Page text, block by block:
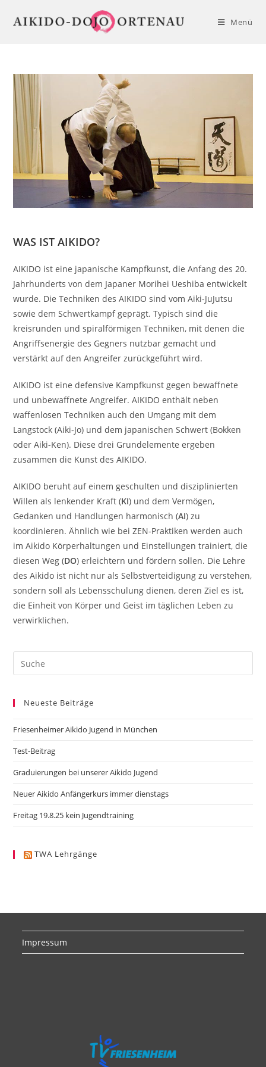
Inhalt
Menü
WAS IST AIKIDO?
AIKIDO ist eine japanische Kampfkunst, die Anfang des 20.
Jahrhunderts von dem Japaner Morihei Ueshiba entwickelt
wurde. Die Techniken des AIKIDO sind vom Aiki-JuJutsu
sowie dem Schwertkampf geprägt. Typisch sind die
kreisrunden und spiralförmigen Techniken, mit denen die
Angriffsenergie des Gegners nutzbar gemacht und
verstärkt auf den Angreifer zurückgeführt wird.
AIKIDO ist eine defensive Kampfkunst gegen bewaffnete
und unbewaffnete Angreifer. AIKIDO enthält neben
waffenlosen Techniken auch den Umgang mit dem
Langstock (Aiki-Jo) und dem japanischen Schwert (Bokken
oder Aiki-Ken). Diese drei Grundelemente ergeben
zusammen die Kunst des AIKIDO.
AIKIDO beruht auf einem geschulten und disziplinierten
Willen als lenkender Kraft (KI) und dem Vermögen,
Gedanken und Handlungen harmonisch (AI) zu
koordinieren. Ähnlich wie bei ZEN-Praktiken werden auch
im Aikido Körperhaltungen und Einstellungen trainiert, die
diesen Weg (DO) erleichtern und fördern sollen. Die Lehre
des Aikido ist nicht nur als Selbstverteidigung zu verstehen,
sondern soll als Lebensschulung dienen, deren Ziel es ist,
die Einheit von Körper und Geist im täglichen Leben zu
verwirklichen.
Search
this
Neueste Beiträge
Friesenheimer Aikido Jugend in München
Test-Beitrag
Graduierungen bei unserer Aikido Jugend
Neuer Aikido Anfängerkurs immer dienstags
Freitag 19.8.25 kein Jugendtraining
TWA Lehrgänge
Impressum